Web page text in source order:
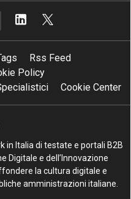
Rss Feed
Policy
Cookie Center
in Italia di testate e portali B2B
Digitale e dell’Innovazione
la cultura digitale e
amministrazioni italiane.